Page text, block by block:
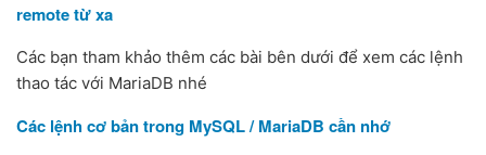
remote từ xa
Các bạn tham khảo thêm các bài bên dưới để xem các lệnh
thao tác với MariaDB nhé
Các lệnh cơ bản trong MySQL / MariaDB cần nhớ